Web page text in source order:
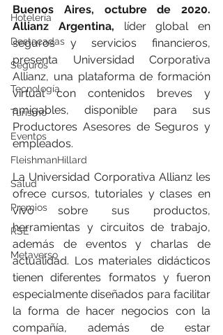
Hotelería
Destacadas
Seguros
Tecnología
Turismo
Eventos
FleishmanHillard
Salud
Premios
RSE
Metaverso
Buenos Aires, octubre de 2020.
Allianz Argentina, líder global en
seguros y servicios financieros,
presenta Universidad Corporativa
Allianz, una plataforma de formación
virtual con contenidos breves y
amigables, disponible para sus
Productores Asesores de Seguros y
empleados.
La Universidad Corporativa Allianz les
ofrece cursos, tutoriales y clases en
vivo sobre sus productos,
herramientas y circuitos de trabajo,
además de eventos y charlas de
actualidad. Los materiales didácticos
tienen diferentes formatos y fueron
especialmente diseñados para facilitar
la forma de hacer negocios con la
compañía, además de estar